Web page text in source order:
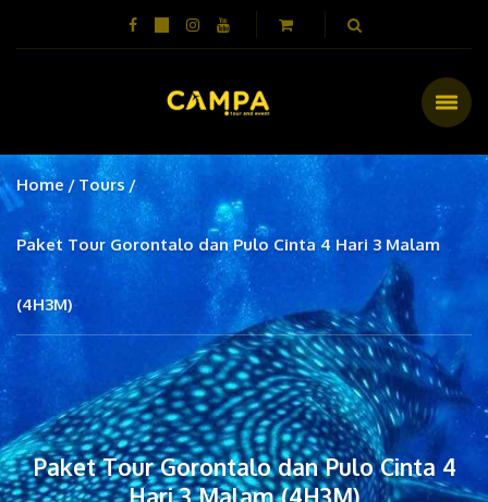
Home Tours
Paket Tour Gorontalo dan Pulo Cinta 4 Hari 3 Malam
(4H3M)
Paket Tour Gorontalo dan Pulo Cinta 4